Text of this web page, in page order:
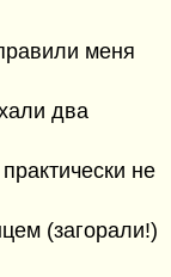
меня
два
не
(загорали!)